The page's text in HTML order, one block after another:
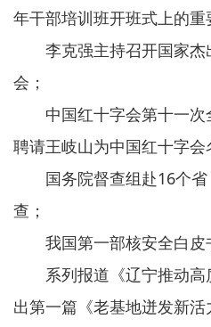
年干部培训班开班式上的重
李克强主持召开国家杰
会；
中国红十字会第十一次
聘请王岐山为中国红十字会
国务院督查组赴16个省
查；
我国第一部核安全白皮
系列报道《辽宁推动高
出第一篇《老基地迸发新活